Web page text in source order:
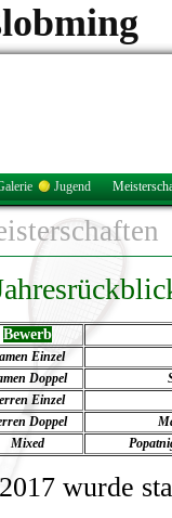
Jugend
Bewerb
Einzel
Doppel
Einzel
Doppel
Mixed
wurde